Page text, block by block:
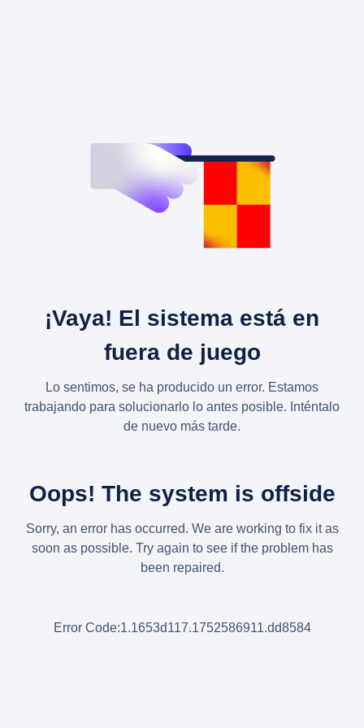
¡Vaya! El sistema está en
fuera de juego
Lo sentimos, se ha producido un error. Estamos
trabajando para solucionarlo lo antes posible. Inténtalo
de nuevo más tarde.
Oops! The system is offside
Sorry, an error has occurred. We are working to fix it as
soon as possible. Try again to see if the problem has
been repaired.
Error Code:1.1653d117.1752586911.dd8584